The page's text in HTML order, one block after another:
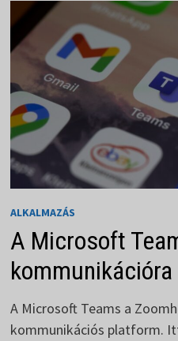
ALKALMAZÁS
A Microsoft
A Microsoft Teams a
kommunikációs platform.